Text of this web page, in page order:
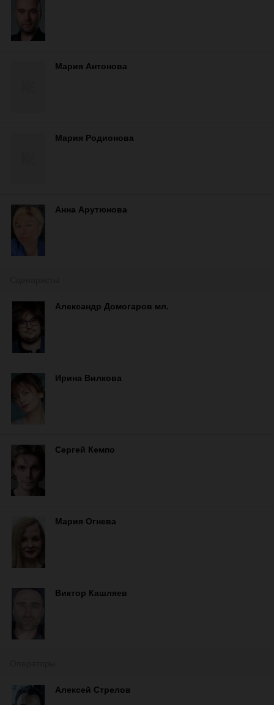
Мария Антонова
Мария Родионова
Анна Арутюнова
Александр Домогаров мл.
Ирина Вилкова
Сергей Кемпо
Мария Огнева
Виктор Кашляев
Алексей Стрелов